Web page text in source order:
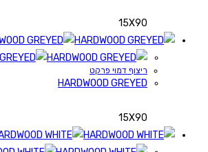
15X90
ריצוף דמוי פרקט
HARDWOOD GREYED
15X90